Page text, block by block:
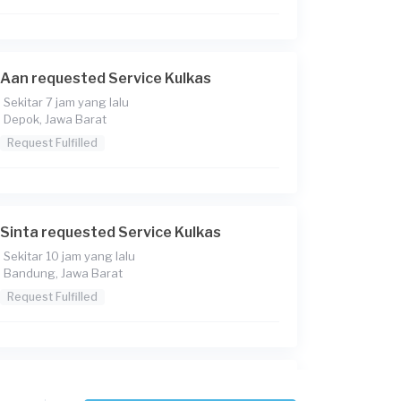
Aan requested Service Kulkas
Sekitar 7 jam yang lalu
Depok, Jawa Barat
Request Fulfilled
Sinta requested Service Kulkas
Sekitar 10 jam yang lalu
Bandung, Jawa Barat
Request Fulfilled